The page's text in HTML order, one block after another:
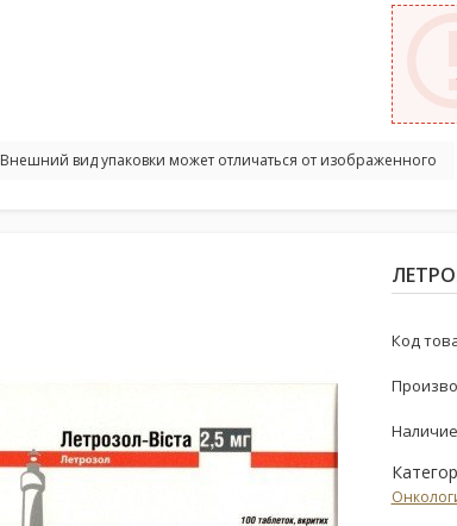
Внешний вид упаковки может отличаться от изображенного
Код